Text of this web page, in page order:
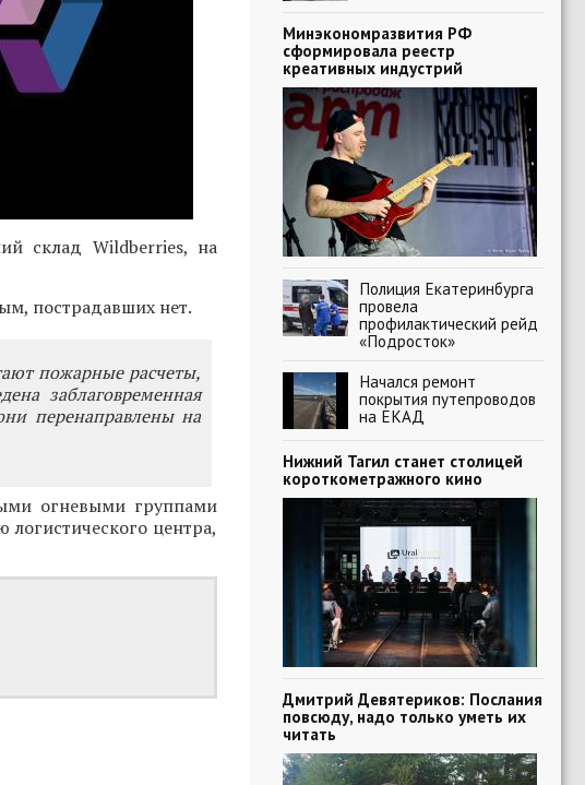
склад Wildberries, на
пострадавших нет.
пожарные расчеты,
заблаговременная
перенаправлены на
огневыми группами
центра,
Минэкономразвития РФ
сформировала реестр
креативных индустрий
Полиция Екатеринбурга
провела
профилактический рейд
«Подросток»
Начался ремонт
покрытия путепроводов
на ЕКАД
Нижний Тагил станет столицей
короткометражного кино
Дмитрий Девятериков: Послания
повсюду, надо только уметь их
читать